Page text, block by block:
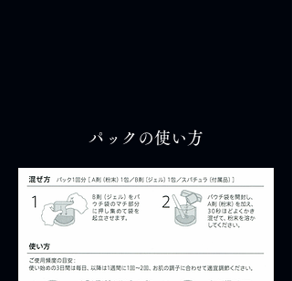
パックの使い方